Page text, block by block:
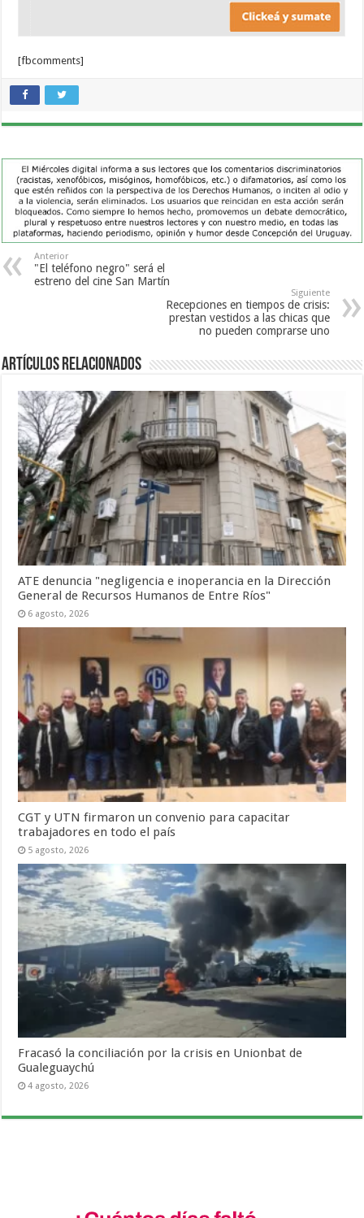
[fbcomments]
Anterior
"El teléfono negro" será el
estreno del cine San Martín
Siguiente
Recepciones en tiempos de crisis:
prestan vestidos a las chicas que
no pueden comprarse uno
Artículos Relacionados
ATE denuncia "negligencia e inoperancia en la Dirección
General de Recursos Humanos de Entre Ríos"
6 agosto, 2026
CGT y UTN firmaron un convenio para capacitar
trabajadores en todo el país
5 agosto, 2026
Fracasó la conciliación por la crisis en Unionbat de
Gualeguaychú
4 agosto, 2026